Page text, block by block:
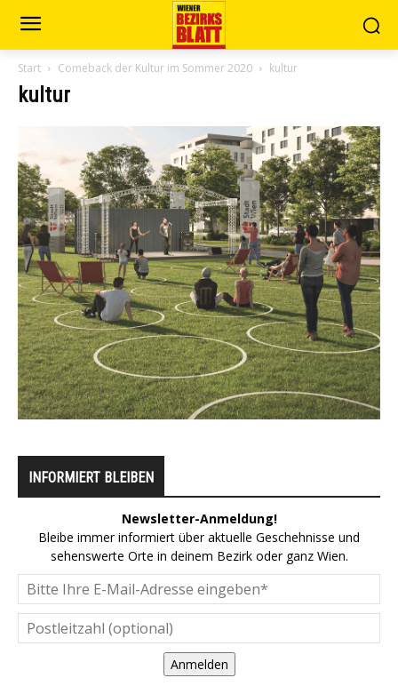
Start Comeback der Kultur im Sommer 2020 kultur
kultur
INFORMIERT BLEIBEN
Newsletter-Anmeldung!
Bleibe immer informiert über aktuelle Geschehnisse und
sehenswerte Orte in deinem Bezirk oder ganz Wien.
Anmelden